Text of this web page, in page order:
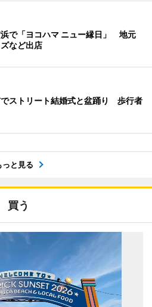
で「ヨコハマ ニュー縁日」 地元
など出店
ストリート結婚式と盆踊り 歩行者
っと見る
買う